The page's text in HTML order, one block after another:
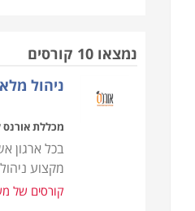
הקורס אינו דורש כל
הן פיננסית והן
אמנם אין תנאי קבלה
במסגרת הקורס
ניהול קשרי ושיתופי
נמצאו 10 קורסים
ניהול
מכללת אורנס
בכל ארגון
מקצוע
קורסים של